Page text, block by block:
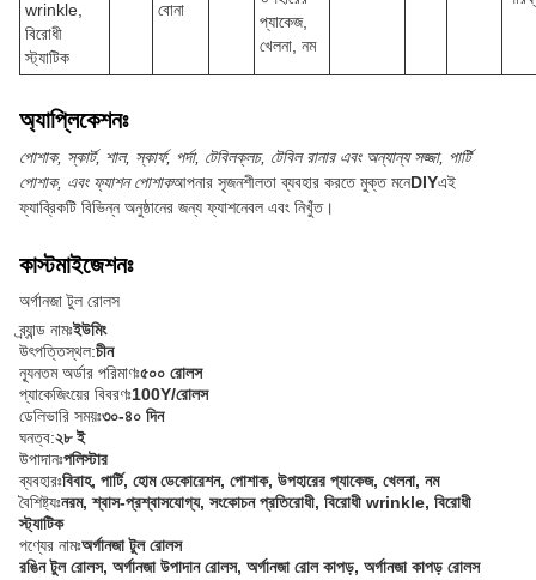
wrinkle,
বিরোধী
স্ট্যাটিক
বোনা
প্যাকেজ,
খেলনা, নম
অ্যাপ্লিকেশনঃ
পোশাক, স্কার্ট, শাল, স্কার্ফ, পর্দা, টেবিলক্লচ, টেবিল রানার এবং অন্যান্য সজ্জা, পার্টি
পোশাক, এবং ফ্যাশন পোশাকআপনার সৃজনশীলতা ব্যবহার করতে মুক্ত মনেDIYএই
ফ্যাব্রিকটি বিভিন্ন অনুষ্ঠানের জন্য ফ্যাশনেবল এবং নিখুঁত।
কাস্টমাইজেশনঃ
অর্গানজা টুল রোলস
ব্র্যান্ড নামঃইউমিং
উৎপত্তিস্থল:চীন
ন্যূনতম অর্ডার পরিমাণঃ৫০০ রোলস
প্যাকেজিংয়ের বিবরণঃ100Y/রোলস
ডেলিভারি সময়ঃ৩০-৪০ দিন
ঘনত্ব:২৮ ই
উপাদানঃপলিস্টার
ব্যবহারঃবিবাহ, পার্টি, হোম ডেকোরেশন, পোশাক, উপহারের প্যাকেজ, খেলনা, নম
বৈশিষ্ট্যঃনরম, শ্বাস-প্রশ্বাসযোগ্য, সংকোচন প্রতিরোধী, বিরোধী wrinkle, বিরোধী
স্ট্যাটিক
পণ্যের নামঃঅর্গানজা টুল রোলস
রঙিন টুল রোলস, অর্গানজা উপাদান রোলস, অর্গানজা রোল কাপড়, অর্গানজা কাপড় রোলস